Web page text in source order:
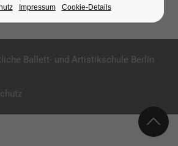
Ballett- und Artistikschule Berlin
Impressum Cookie-Details